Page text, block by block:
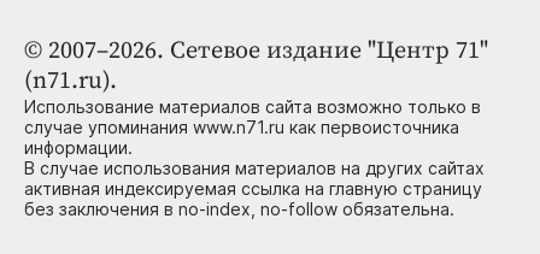
© 2007–2026. Сетевое издание "Центр 71"
(n71.ru).
Использование материалов сайта возможно только в
случае упоминания www.n71.ru как первоисточника
информации.
В случае использования материалов на других сайтах
активная индексируемая ссылка на главную страницу
без заключения в no-index, no-follow обязательна.